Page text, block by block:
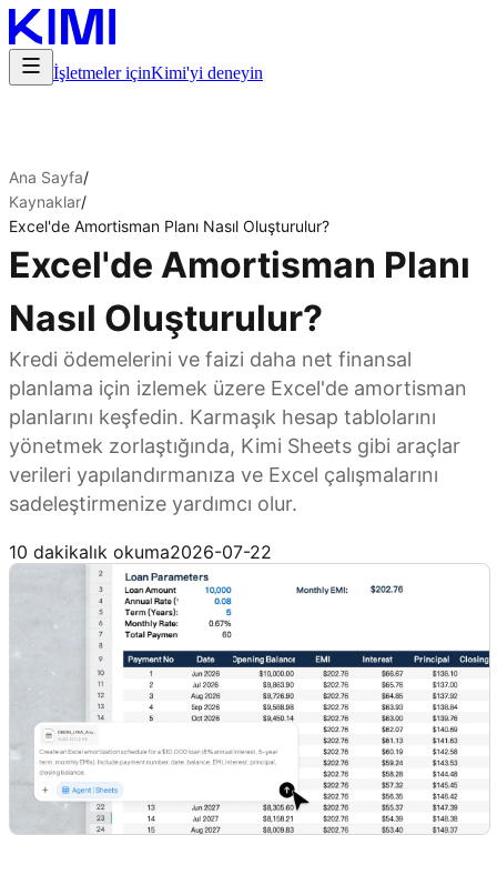
İşletmeler içinKimi'yi deneyin
Ana Sayfa/
Kaynaklar/
Excel'de Amortisman Planı Nasıl Oluşturulur?
Excel'de Amortisman Planı
Nasıl Oluşturulur?
Kredi ödemelerini ve faizi daha net finansal
planlama için izlemek üzere Excel'de amortisman
planlarını keşfedin. Karmaşık hesap tablolarını
yönetmek zorlaştığında, Kimi Sheets gibi araçlar
verileri yapılandırmanıza ve Excel çalışmalarını
sadeleştirmenize yardımcı olur.
10 dakikalık okuma2026-07-22